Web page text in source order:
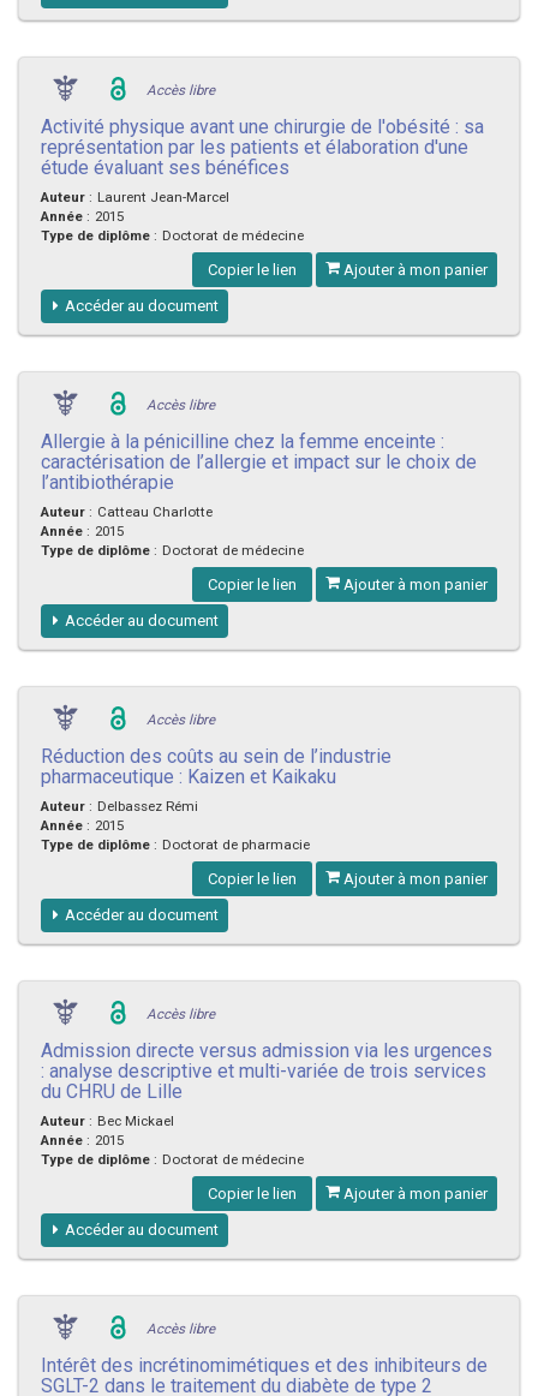
Accès libre
Activité physique avant une chirurgie de l'obésité : sa
représentation par les patients et élaboration d'une
étude évaluant ses bénéfices
Auteur : Laurent Jean-Marcel
Année : 2015
Type de diplôme : Doctorat de médecine
Copier le lien Ajouter à mon panier
Accéder au document
Accès libre
Allergie à la pénicilline chez la femme enceinte :
caractérisation de l’allergie et impact sur le choix de
l’antibiothérapie
Auteur : Catteau Charlotte
Année : 2015
Type de diplôme : Doctorat de médecine
Copier le lien Ajouter à mon panier
Accéder au document
Accès libre
Réduction des coûts au sein de l’industrie
pharmaceutique : Kaizen et Kaikaku
Auteur : Delbassez Rémi
Année : 2015
Type de diplôme : Doctorat de pharmacie
Copier le lien Ajouter à mon panier
Accéder au document
Accès libre
Admission directe versus admission via les urgences
: analyse descriptive et multi-variée de trois services
du CHRU de Lille
Auteur : Bec Mickael
Année : 2015
Type de diplôme : Doctorat de médecine
Copier le lien Ajouter à mon panier
Accéder au document
Accès libre
Intérêt des incrétinomimétiques et des inhibiteurs de
SGLT-2 dans le traitement du diabète de type 2